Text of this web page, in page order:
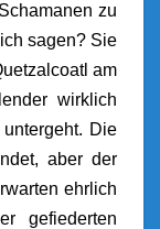
zu
sagen? Sie
am
wirklich
Die
aber der
ehrlich
gefiederten